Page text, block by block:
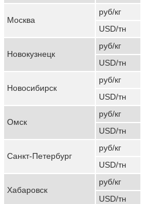
Москва
руб/кг
USD/тн
Новокузнецк
руб/кг
USD/тн
Новосибирск
руб/кг
USD/тн
Омск
руб/кг
USD/тн
Санкт-Петербург
руб/кг
USD/тн
Хабаровск
руб/кг
USD/тн